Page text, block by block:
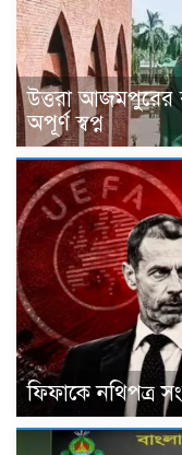
উত্তরা আজমপুরের
অপূর্ণ স্বপ্ন
ফিফাকে নথিপত্র